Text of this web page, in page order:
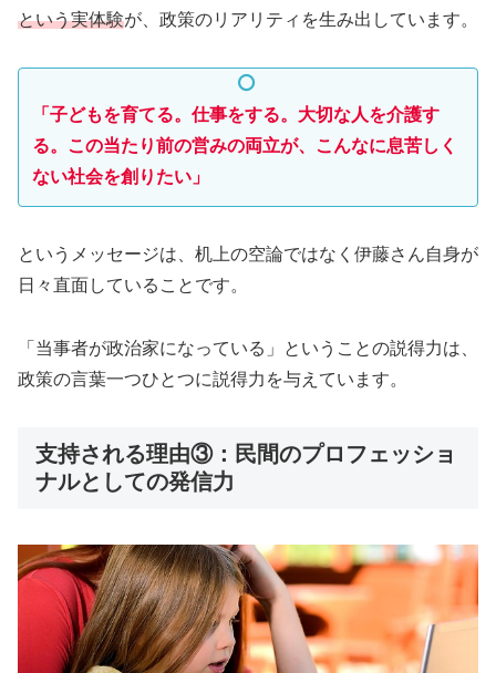
という実体験が、政策のリアリティを生み出しています。
「子どもを育てる。仕事をする。大切な人を介護す
る。この当たり前の営みの両立が、こんなに息苦しく
ない社会を創りたい」
というメッセージは、机上の空論ではなく伊藤さん自身が
日々直面していることです。
「当事者が政治家になっている」ということの説得力は、
政策の言葉一つひとつに説得力を与えています。
支持される理由③：民間のプロフェッショ
ナルとしての発信力